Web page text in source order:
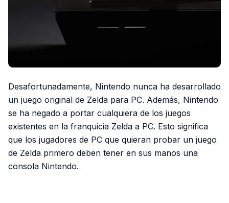
Desafortunadamente, Nintendo nunca ha desarrollado
un juego original de Zelda para PC. Además, Nintendo
se ha negado a portar cualquiera de los juegos
existentes en la franquicia Zelda a PC. Esto significa
que los jugadores de PC que quieran probar un juego
de Zelda primero deben tener en sus manos una
consola Nintendo.